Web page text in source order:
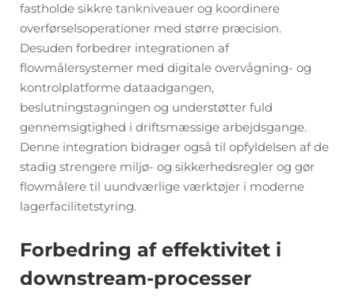
fastholde sikkre tankniveauer og koordinere
overførselsoperationer med større præcision.
Desuden forbedrer integrationen af
flowmålersystemer med digitale overvågning- og
kontrolplatforme dataadgangen,
beslutningstagningen og understøtter fuld
gennemsigtighed i driftsmæssige arbejdsgange.
Denne integration bidrager også til opfyldelsen af de
stadig strengere miljø- og sikkerhedsregler og gør
flowmålere til uundværlige værktøjer i moderne
lagerfacilitetstyring.
Forbedring af effektivitet i
downstream-processer